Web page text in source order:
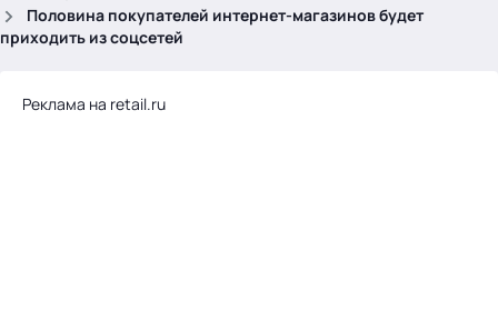
Половина покупателей интернет-магазинов будет
приходить из соцсетей
Реклама на retail.ru